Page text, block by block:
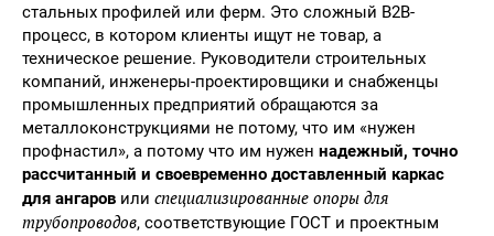
стальных профилей или ферм. Это сложный B2B-
процесс, в котором клиенты ищут не товар, а
техническое решение. Руководители строительных
компаний, инженеры-проектировщики и снабженцы
промышленных предприятий обращаются за
металлоконструкциями не потому, что им «нужен
профнастил», а потому что им нужен надежный, точно
рассчитанный и своевременно доставленный каркас
для ангаров или специализированные опоры для
трубопроводов, соответствующие ГОСТ и проектным